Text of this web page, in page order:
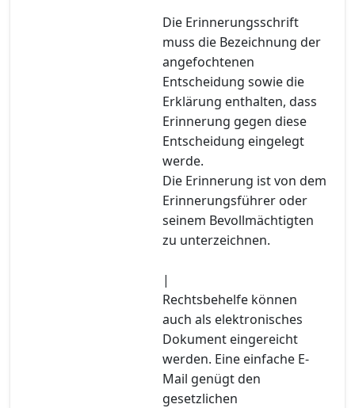
Die Erinnerungsschrift
muss die Bezeichnung der
angefochtenen
Entscheidung sowie die
Erklärung enthalten, dass
Erinnerung gegen diese
Entscheidung eingelegt
werde.
Die Erinnerung ist von dem
Erinnerungsführer oder
seinem Bevollmächtigten
zu unterzeichnen.
|
Rechtsbehelfe können
auch als elektronisches
Dokument eingereicht
werden. Eine einfache E-
Mail genügt den
gesetzlichen